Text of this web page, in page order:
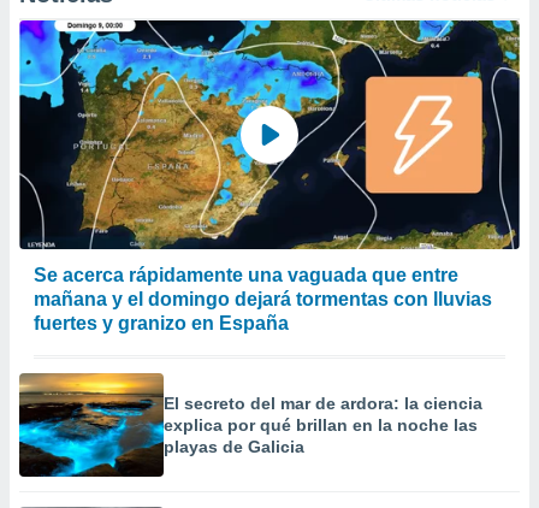
Se acerca rápidamente una vaguada que entre
mañana y el domingo dejará tormentas con lluvias
fuertes y granizo en España
El secreto del mar de ardora: la ciencia
explica por qué brillan en la noche las
playas de Galicia